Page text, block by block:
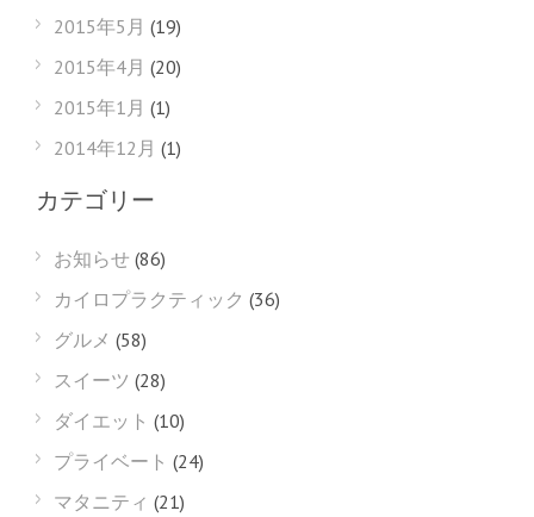
2015年5月 (19)
2015年4月 (20)
2015年1月 (1)
2014年12月 (1)
カテゴリー
お知らせ (86)
カイロプラクティック (36)
グルメ (58)
スイーツ (28)
ダイエット (10)
プライベート (24)
マタニティ (21)